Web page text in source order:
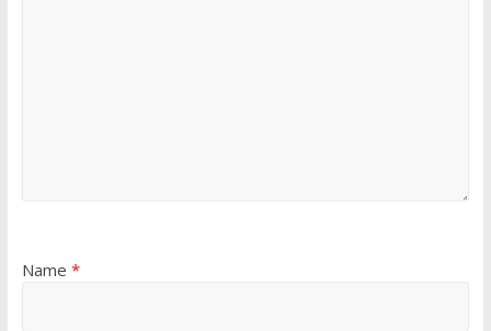
Name *